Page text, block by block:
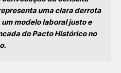
uma clara derrota
modelo laboral justo e
do Pacto Histórico no